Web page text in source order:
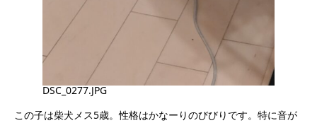
DSC_0277.JPG
この子は柴犬メス5歳。性格はかなーりのびびりです。特に音が